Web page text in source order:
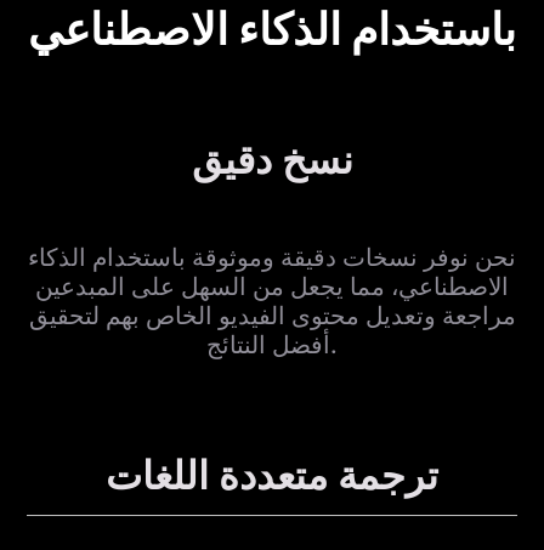
باستخدام الذكاء الاصطناعي
نسخ دقيق
نحن نوفر نسخات دقيقة وموثوقة باستخدام الذكاء
الاصطناعي، مما يجعل من السهل على المبدعين
مراجعة وتعديل محتوى الفيديو الخاص بهم لتحقيق
أفضل النتائج.
ترجمة متعددة اللغات